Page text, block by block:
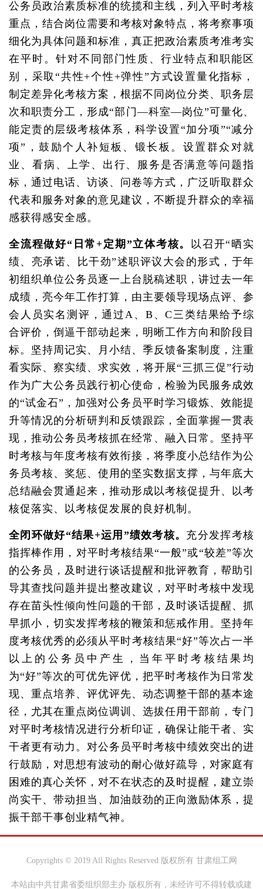
公务员政治素质标准的统揽和主线，列入平时考核
重点，结合岗位需要和考核对象特点，将考察事项
细化为具体问题和标准，真正把政治素质考准考实
在平时。针对不同部门性质、行业特点和职能区
别，采取“共性+个性+弹性”方式设置量化指标，
制定差异化考核方案，根据不同岗位分类、职务层
次和职责分工，形成“部门—科室—岗位”可量化、
能定责的层级考核体系，科学设置“加分项”“减分
项”，鼓励个人补短板、锻长板。设置群众对就
业、看病、上学、出行、服务是否满意等问题指
标，通过电话、访谈、问卷等方式，广泛听取群众
代表和服务对象的意见建议，不断提升群众的幸福
感获得感安全感。
全流程做好“日常+定期”立体考核。 以召开“晒实
绩、亮承诺、比干劲”述职评议大会的形式，于年
初组织单位公务员逐一上台脱稿述职，讲过去一年
成绩，亮今年工作打算，由主要领导现场点评、参
会人员实名测评，通过A、B、C三类结果给予综
合评价，倒逼干部动起来，明晰工作方向和阶段目
标。坚持周记实、月小结、季反馈备案制度，注重
看实际、察实绩、求实效，将开展“三抓三促”行动
作为广大公务员践行初心使命，检验为民服务成效
的“试金石”，加强对公务员平时学习锻炼、效能提
升等情况的分析研判和反馈跟踪，全面掌握一贯表
现，推动公务员考核抓在经常、融入日常。坚持平
时考核与年度考核有效衔接，将季度小总结作为公
务员考核、奖惩、使用的坚实数据支撑，与年底大
总结融会贯通起来，推动形成以考核促提升、以考
核促落实、以考核促发展的良好机制。
全闭环做好“结果+运用”绩效考核。 充分发挥考核
指挥棒作用，对平时考核结果“一般”或“较差”等次
的公务员，及时进行谈话提醒和批评教育，帮助引
导其查找问题并提出整改建议，对平时考核中发现
存在苗头性倾向性问题的干部，及时谈话提醒、抓
早抓小，切实发挥考核的鞭策和惩戒作用。坚持年
度考核优秀的必须从平时考核结果“好”等次占一半
以上的公务员中产生，当年平时考核结果均
为“好”等次的可优先评优，把平时考核作为日常发
现、重点培养、评优评先、动态调整干部的基本途
径，尤其在重点岗位调训、选拔任用干部前，专门
对平时考核情况进行分析印证，确保让能干者、实
干者更有动力。对公务员平时考核中绩效突出的进
行鼓励，对思想有波动的耐心做好疏导，对家庭有
困难的真心关怀，对不在状态的及时提醒，建立崇
尚实干、带动担当、加油鼓劲的正向激励体系，提
振干部干事创业精气神。
Copyrights © 2019 All Rights Reserved 版权所有 甘肃组工网
本站由中共甘肃省委组织部主办 版权所有，未经许可不得转载或建